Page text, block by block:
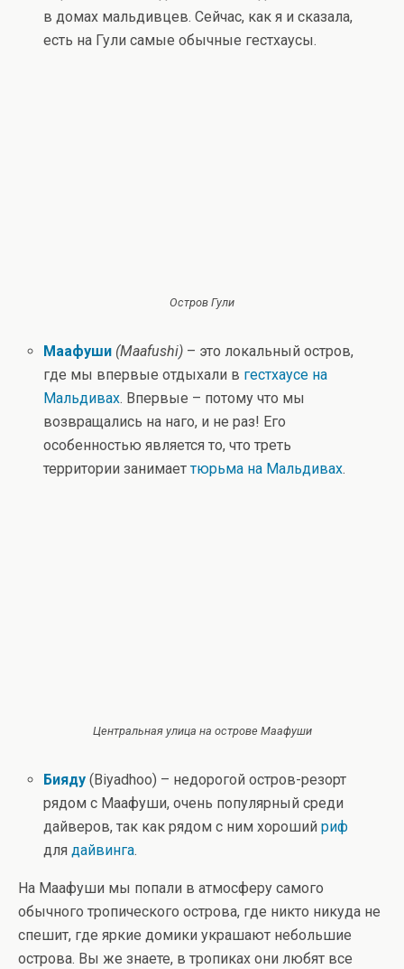
в домах мальдивцев. Сейчас, как я и сказала,
есть на Гули самые обычные гестхаусы.
Остров Гули
Маафуши (Maafushi) – это локальный остров,
где мы впервые отдыхали в гестхаусе на
Мальдивах. Впервые – потому что мы
возвращались на наго, и не раз! Его
особенностью является то, что треть
территории занимаеттюрьма на Мальдивах.
Центральная улица на острове Маафуши
Бияду (Biyadhoo) – недорогой остров-резорт
рядом с Маафуши, очень популярный среди
дайверов, так как рядом с ним хорошийриф
для дайвинга.
На Маафуши мы попали в атмосферу самого
обычного тропического острова, где никто никуда не
спешит, где яркие домики украшают небольшие
острова. Вы же знаете, в тропиках они любят все